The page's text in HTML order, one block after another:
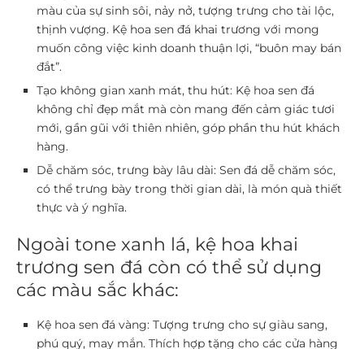
màu của sự sinh sôi, nảy nở, tượng trưng cho tài lộc,
thịnh vượng. Kệ hoa sen đá khai trương với mong
muốn công việc kinh doanh thuận lợi, “buôn may bán
đắt”.
Tạo không gian xanh mát, thu hút: Kệ hoa sen đá
không chỉ đẹp mắt mà còn mang đến cảm giác tươi
mới, gần gũi với thiên nhiên, góp phần thu hút khách
hàng.
Dễ chăm sóc, trưng bày lâu dài: Sen đá dễ chăm sóc,
có thể trưng bày trong thời gian dài, là món quà thiết
thực và ý nghĩa.
Ngoài tone xanh lá, kệ hoa khai
trương sen đá còn có thể sử dụng
các màu sắc khác:
Kệ hoa sen đá vàng: Tượng trưng cho sự giàu sang,
phú quý, may mắn. Thích hợp tặng cho các cửa hàng